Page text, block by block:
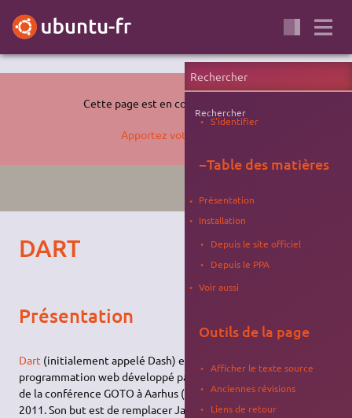
Cette page est en cours de rédaction.
Apportez votre aide…
DART
Présentation
Dart (initialement appelé Dash) est un langage de
programmation web développé par Google. Il a été dévoilé lors
de la conférence GOTO à Aarhus (Danemark), le 12 octobre
2011. Son but est de remplacer JavaScript.
Rechercher
S'identifier
−Table des matières
Présentation
Installation
Depuis le site officiel
Depuis le PPA
Voir aussi
Outils de la page
Afficher le texte source
Anciennes révisions
Liens de retour